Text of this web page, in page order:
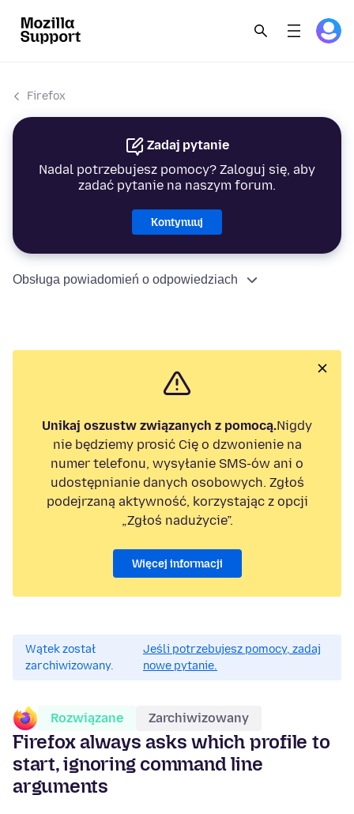
Firefox
Zadaj pytanie
Nadal potrzebujesz pomocy? Zaloguj się, aby
zadać pytanie na naszym forum.
Kontynuuj
Obsługa powiadomień o odpowiedziach
Unikaj oszustw związanych z pomocą.Nigdy
nie będziemy prosić Cię o dzwonienie na
numer telefonu, wysyłanie SMS-ów ani o
udostępnianie danych osobowych. Zgłoś
podejrzaną aktywność, korzystając z opcji
„Zgłoś nadużycie”.
Więcej informacji
Wątek został
zarchiwizowany.
Jeśli potrzebujesz pomocy, zadaj
nowe pytanie.
Rozwiązane Zarchiwizowany
Firefox always asks which profile to
start, ignoring command line
arguments